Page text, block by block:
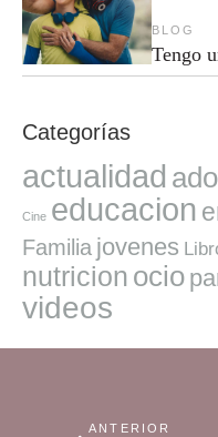
BLOG
Tengo
Categorías
actualidad
Cine educacion
Familia jovenes
nutricion ocio
videos
ANTERIOR